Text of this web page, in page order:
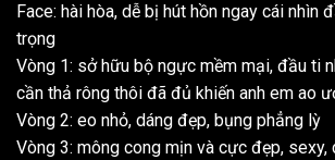
Face: hài hòa, dễ bị hút hồn ngay cái nhìn
trọng
Vòng 1: sở hữu bộ ngực mềm mại, đầu ti
cần thả rông thôi đã đủ khiến anh em ao
Vòng 2: eo nhỏ, dáng đẹp, bụng phẳng lỳ
Vòng 3: mông cong mịn và cực đẹp, sexy,